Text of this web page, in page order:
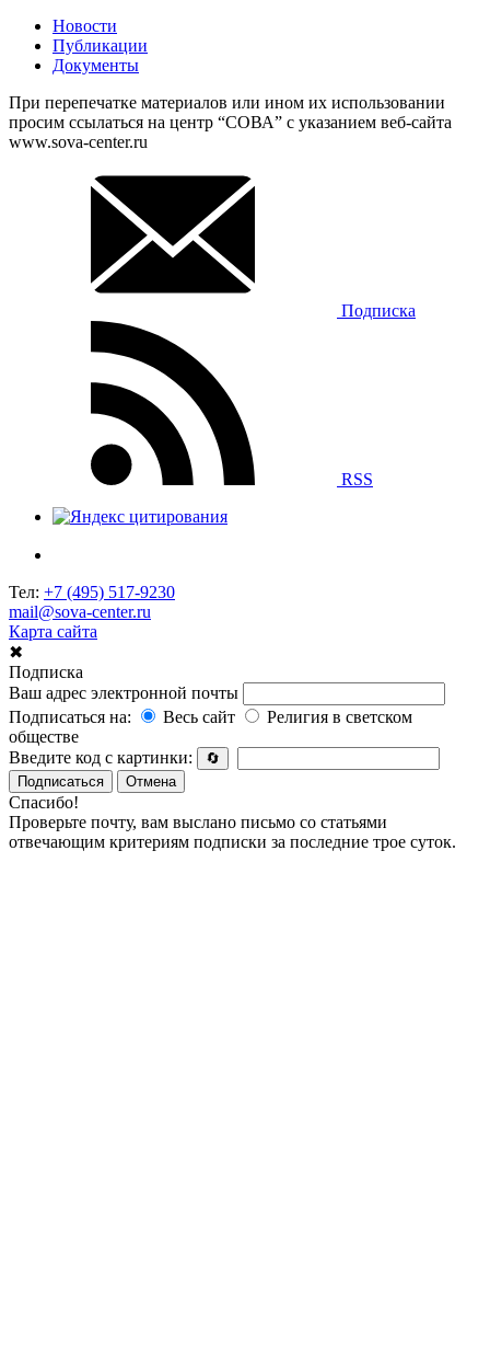
Новости
Публикации
Документы
При перепечатке материалов или ином их использовании
просим ссылаться на центр “СОВА” с указанием веб-сайта
www.sova-center.ru
Подписка
RSS
Тел: +7 (495) 517-9230
mail@sova-center.ru
Карта сайта
✖
Подписка
Ваш адрес электронной почты
Подписаться на:
Весь сайт
Религия в светском
обществе
Введите код с картинки:
🔄
Подписаться
Отмена
Спасибо!
Проверьте почту, вам выслано письмо со статьями
отвечающим критериям подписки за последние трое суток.